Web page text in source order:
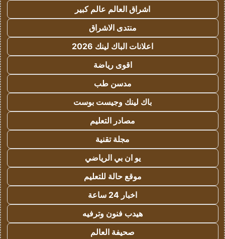
اشراق العالم عالم كبير
منتدى الاشراق
اعلانات الباك لينك 2026
اقوى رياضة
مدسن طب
باك لينك وجيست بوست
مصادر التعليم
مجلة تقنية
يو ان بي الرياضي
موقع حالة للتعليم
اخبار 24 ساعة
هيدب فنون وترفيه
صحيفة العالم